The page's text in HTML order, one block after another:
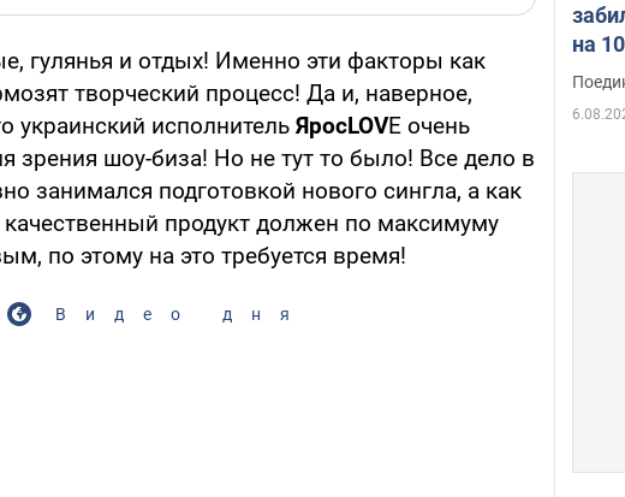
гулянья и отдых! Именно эти факторы как
творческий процесс! Да и, наверное,
украинский исполнитель ЯросLOVE очень
зрения шоу-биза! Но не тут то было! Все дело в
занимался подготовкой нового сингла, а как
продукт должен по максимуму
по этому на это требуется время!
Видео дня
на